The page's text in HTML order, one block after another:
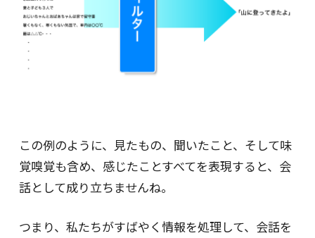
この例のように、見たもの、聞いたこと、そして味
覚嗅覚も含め、感じたことすべてを表現すると、会
話として成り立ちませんね。
つまり、私たちがすばやく情報を処理して、会話を